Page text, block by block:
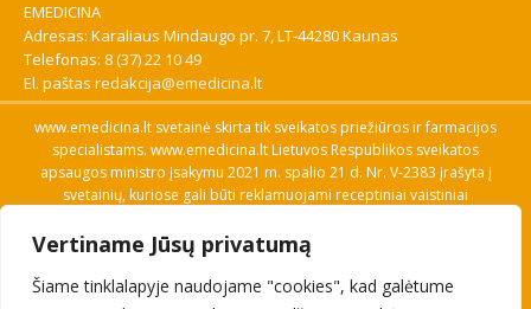
Vertiname Jūsų privatumą
Šiame tinklalapyje naudojame "cookies", kad galėtume
EMEDICINA
Adresas: Karaliaus Mindaugo pr. 7, LT-44280 Kaunas
Telefonas: 8 (37) 22 10 49
El. paštas redakcija@emedicina.lt
www.emedicina.lt svetainė skirta tik sveikatos priežiūros ir farmacijos
specialistams. www.emedicina.lt Lietuvos Respublikos sveikatos
apsaugos ministro įsakymu 2021 m. spalio 21 d. Nr. V-2383 įrašyta į
svetainių, kuriose gali būti reklamuojami receptiniai vaistiniai
savo profesinę kvalifikaciją. Naudingos nuorodos: Vaistų ir medicinos
pagalbos priemonių kainų paieška, VVKT tinklalapis, Sveikatos
priežiūros ar farmacijos specialisto pranešimo apie įtariamą